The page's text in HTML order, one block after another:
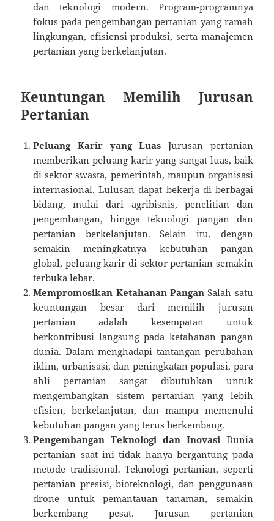
dan teknologi modern. Program-programnya
fokus pada pengembangan pertanian yang ramah
lingkungan, efisiensi produksi, serta manajemen
pertanian yang berkelanjutan.
Keuntungan Memilih Jurusan
Pertanian
Peluang Karir yang Luas Jurusan pertanian
memberikan peluang karir yang sangat luas, baik
di sektor swasta, pemerintah, maupun organisasi
internasional. Lulusan dapat bekerja di berbagai
bidang, mulai dari agribisnis, penelitian dan
pengembangan, hingga teknologi pangan dan
pertanian berkelanjutan. Selain itu, dengan
semakin meningkatnya kebutuhan pangan
global, peluang karir di sektor pertanian semakin
terbuka lebar.
Mempromosikan Ketahanan Pangan Salah satu
keuntungan besar dari memilih jurusan
pertanian adalah kesempatan untuk
berkontribusi langsung pada ketahanan pangan
dunia. Dalam menghadapi tantangan perubahan
iklim, urbanisasi, dan peningkatan populasi, para
ahli pertanian sangat dibutuhkan untuk
mengembangkan sistem pertanian yang lebih
efisien, berkelanjutan, dan mampu memenuhi
kebutuhan pangan yang terus berkembang.
Pengembangan Teknologi dan InovasiDunia
pertanian saat ini tidak hanya bergantung pada
metode tradisional. Teknologi pertanian, seperti
pertanian presisi, bioteknologi, dan penggunaan
drone untuk pemantauan tanaman, semakin
berkembang pesat. Jurusan pertanian